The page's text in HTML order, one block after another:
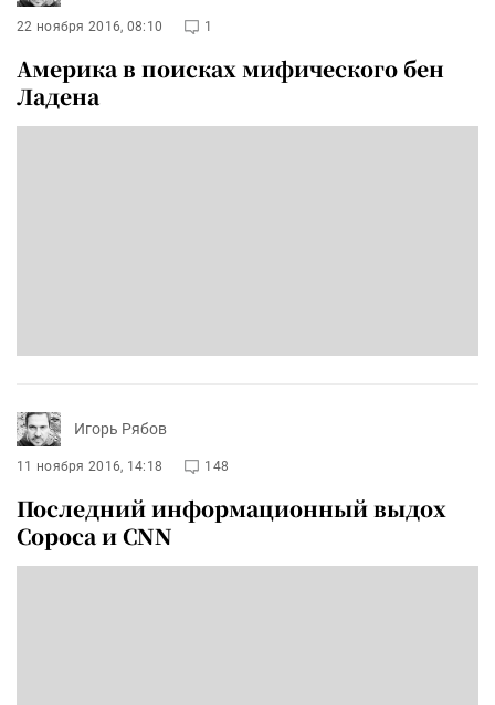
22 ноября 2016, 08:10 1
Америка в поисках мифического бен
Ладена
Игорь Рябов
11 ноября 2016, 14:18 148
Последний информационный выдох
Сороса и CNN